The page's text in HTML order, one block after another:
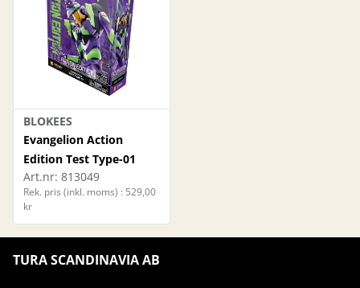
BLOKEES
Evangelion Action
Edition Test Type-01
Art.nr: 813049
Rek. pris (inkl. moms) : 529,00
kr
TURA SCANDINAVIA AB